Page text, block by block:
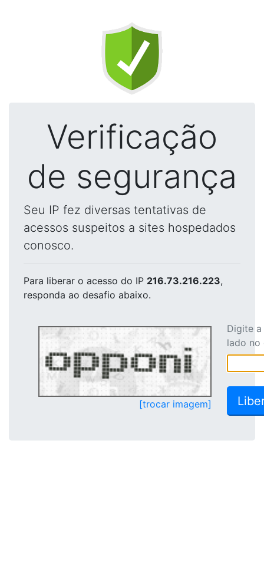
Verificação
de segurança
Seu IP fez diversas tentativas de
acessos suspeitos a sites hospedados
conosco.
Para liberar o acesso do IP 216.73.216.223,
responda ao desafio abaixo.
[trocar imagem]
Digite
lado no